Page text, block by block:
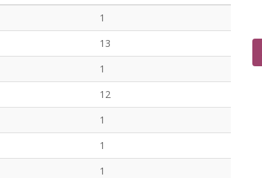
1
13
1
12
1
1
1